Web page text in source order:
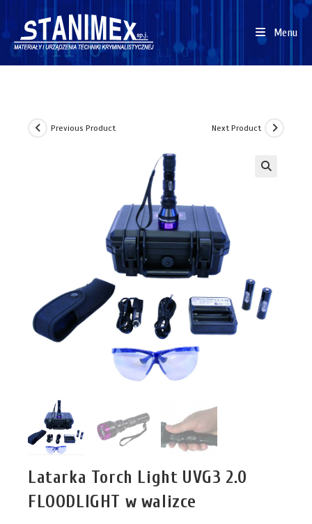
Menu
Previous Product Next Product
Latarka Torch Light UVG3 2.0
FLOODLIGHT w walizce